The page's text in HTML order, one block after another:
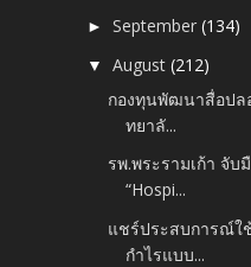
►September(134)
▼August(212)
กองทุนพัฒนาสื่อปล
ทยาลั...
รพ.พระรามเก้า จับ
“Hospi...
แชร์ประสบการณ์ใ
กำไรแบบ...